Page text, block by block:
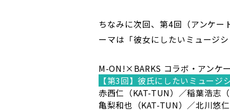
ちなみに次回、第4回（アンケ
ーマは「彼女にしたいミュージ
M-ON!×BARKS コラボ・アンケ
【第3回】彼氏にしたいミュージ
赤西仁（KAT-TUN）／稲葉浩志
亀梨和也（KAT-TUN）／北川悠